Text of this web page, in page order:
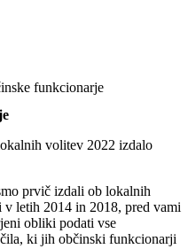
funkcionarje
volitev 2022 izdalo
prvič izdali ob lokalnih
letih 2014 in 2018, pred vami
obliki podati vse
ki jih občinski funkcionarji